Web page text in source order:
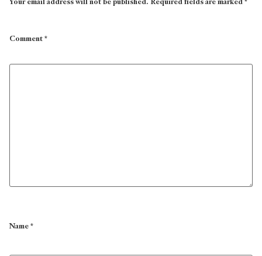
Comment*
Name*